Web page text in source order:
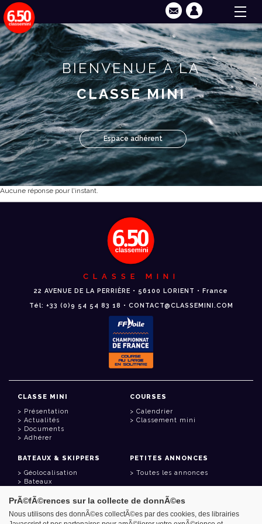
BIENVENUE À LA
CLASSE MINI
Espace adhérent
Aucune réponse pour l'instant.
CLASSE MINI
22 AVENUE DE LA PERRIÈRE • 56100 LORIENT • France
Tél: +33 (0)9 54 54 83 18 • CONTACT@CLASSEMINI.COM
CLASSE MINI
Présentation
Actualités
Documents
Adhérer
COURSES
Calendrier
Classement mini
BATEAUX & SKIPPERS
Géolocalisation
Bateaux
PETITES ANNONCES
Toutes les annonces
LIENS UTILES
PrÃ©fÃ©rences sur la collecte de donnÃ©es
Nous utilisons des donnÃ©es collectÃ©es par des cookies, des librairies